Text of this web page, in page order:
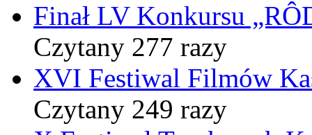
Finał LV Konkursu
Czytany 277 razy
XVI Festiwal Filmów
Czytany 249 razy